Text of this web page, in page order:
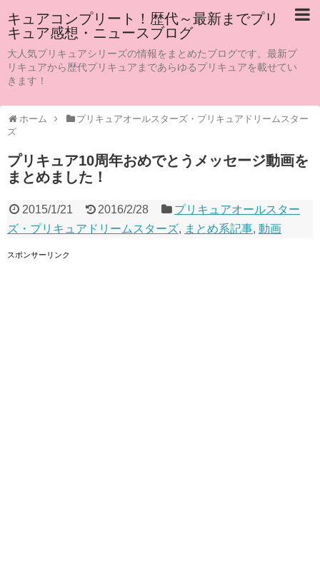
キュアコンプリート！歴代～最新までプリ
キュア感想・ニュースブログ
大人気プリキュアシリーズの情報をまとめたブログです。最新プ
リキュアから歴代プリキュアまであらゆるプリキュアを載せてい
きます！
ホーム
プリキュアオールスターズ・プリキュアドリームスター
ズ
プリキュア10周年おめでとうメッセージ動画を
まとめました！
2015/1/21 2016/2/28
プリキュアオールスター
ズ・プリキュアドリームスターズ, まとめ系記事, 動画
スポンサーリンク